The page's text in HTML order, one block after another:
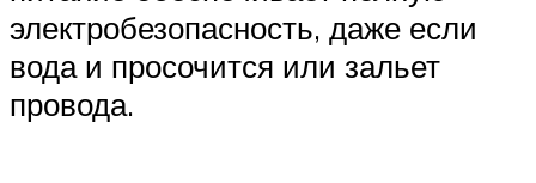
электробезопасность, даже если
вода и просочится или зальет
провода.